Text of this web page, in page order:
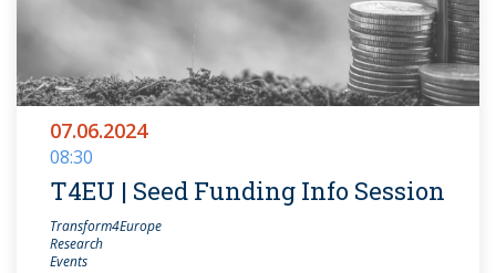
07.06.2024
08:30
T4EU | Seed Funding Info Session
Transform4Europe
Research
Events